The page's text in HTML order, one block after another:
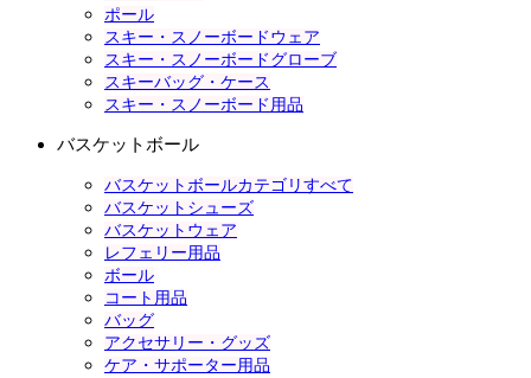
ポール
スキー・スノーボードウェア
スキー・スノーボードグローブ
スキーバッグ・ケース
スキー・スノーボード用品
バスケットボール
バスケットボールカテゴリすべて
バスケットシューズ
バスケットウェア
レフェリー用品
ボール
コート用品
バッグ
アクセサリー・グッズ
ケア・サポーター用品